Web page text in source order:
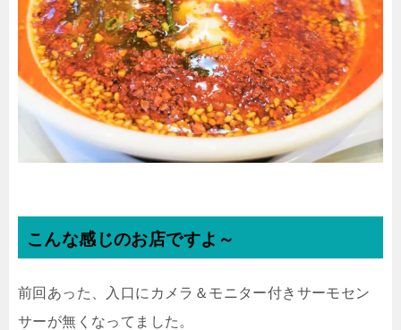
こんな感じのお店ですよ～
前回あった、入口にカメラ＆モニター付きサーモセン
サーが無くなってました。